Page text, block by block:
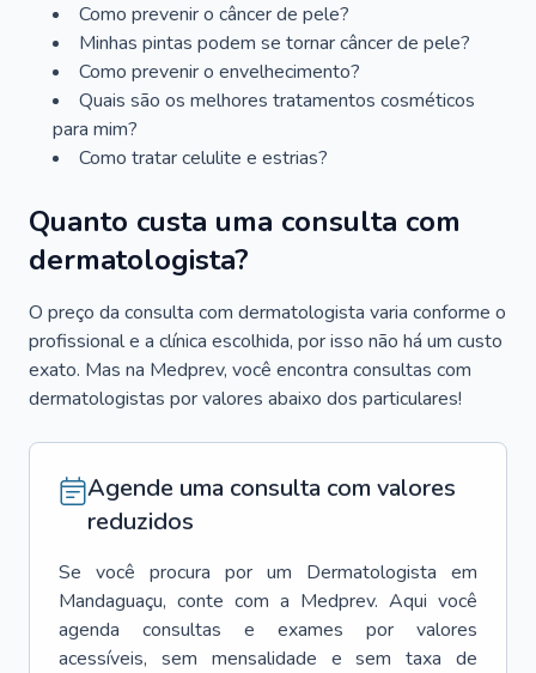
Como prevenir o câncer de pele?
Minhas pintas podem se tornar câncer de pele?
Como prevenir o envelhecimento?
Quais são os melhores tratamentos cosméticos
para mim?
Como tratar celulite e estrias?
Quanto custa uma consulta com
dermatologista?
O preço da consulta com dermatologista varia conforme o
profissional e a clínica escolhida, por isso não há um custo
exato. Mas na Medprev, você encontra consultas com
dermatologistas por valores abaixo dos particulares!
Agende uma consulta com valores
reduzidos
Se você procura por um Dermatologista em
Mandaguaçu, conte com a Medprev. Aqui você
agenda consultas e exames por valores
acessíveis, sem mensalidade e sem taxa de